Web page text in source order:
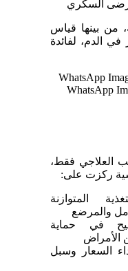
السكري
من بينها قياس
الدم، لفائدة
العلاجي فقط،
ركزت على:
المتوازنة
والمرضع
في حماية
الأمراض
السعار وسبل